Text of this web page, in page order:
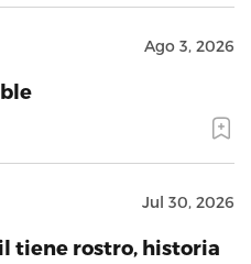
Ago 3, 2026
Jul 30, 2026
tiene rostro, historia